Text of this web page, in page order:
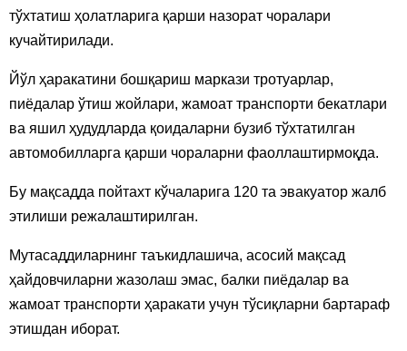
тўхтатиш ҳолатларига қарши назорат чоралари
кучайтирилади.
Йўл ҳаракатини бошқариш маркази тротуарлар,
пиёдалар ўтиш жойлари, жамоат транспорти бекатлари
ва яшил ҳудудларда қоидаларни бузиб тўхтатилган
автомобилларга қарши чораларни фаоллаштирмоқда.
Бу мақсадда пойтахт кўчаларига 120 та эвакуатор жалб
этилиши режалаштирилган.
Мутасаддиларнинг таъкидлашича, асосий мақсад
ҳайдовчиларни жазолаш эмас, балки пиёдалар ва
жамоат транспорти ҳаракати учун тўсиқларни бартараф
этишдан иборат.